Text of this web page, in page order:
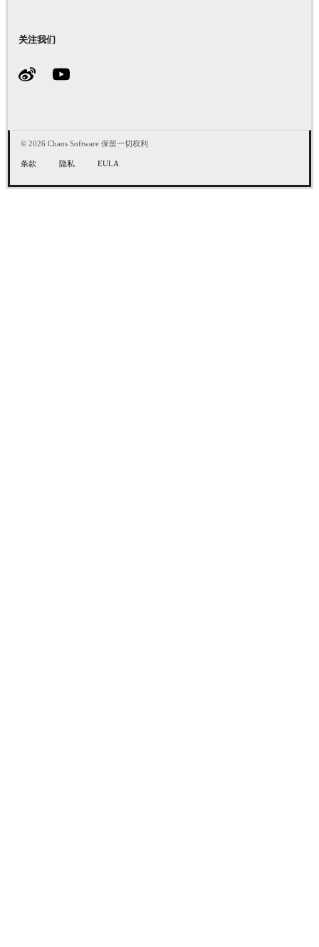
关注我们
© 2026 Chaos Software 保留一切权利
条款 隐私 EULA